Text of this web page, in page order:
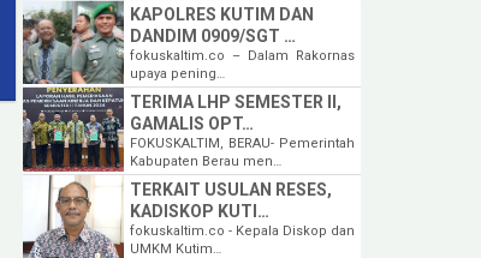
KAPOLRES KUTIM DAN
DANDIM 0909/SGT …
fokuskaltim.co – Dalam Rakornas
upaya pening…
TERIMA LHP SEMESTER II,
GAMALIS OPT…
FOKUSKALTIM, BERAU- Pemerintah
Kabupaten Berau men…
TERKAIT USULAN RESES,
KADISKOP KUTI…
fokuskaltim.co - Kepala Diskop dan
UMKM Kutim…